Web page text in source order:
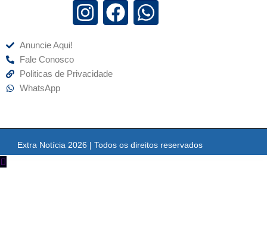
Anuncie Aqui!
Fale Conosco
Politicas de Privacidade
WhatsApp
Extra Notícia 2026 | Todos os direitos reservados